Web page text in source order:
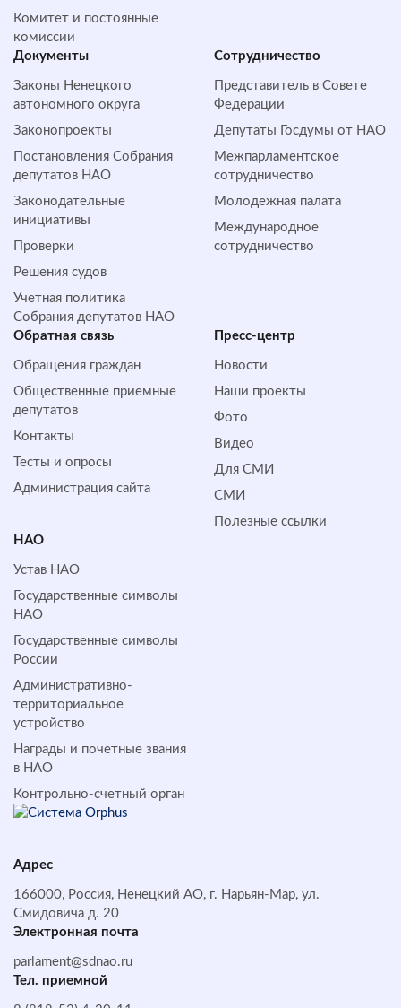
Комитет и постоянные
комиссии
Документы
Законы Ненецкого
автономного округа
Законопроекты
Постановления Собрания
депутатов НАО
Законодательные
инициативы
Проверки
Решения судов
Учетная политика
Собрания депутатов НАО
Сотрудничество
Представитель в Совете
Федерации
Депутаты Госдумы от НАО
Межпарламентское
сотрудничество
Молодежная палата
Международное
сотрудничество
Обратная cвязь
Обращения граждан
Общественные приемные
депутатов
Контакты
Тесты и опросы
Администрация сайта
Пресс-центр
Новости
Наши проекты
Фото
Видео
Для СМИ
СМИ
Полезные ссылки
НАО
Устав НАО
Государственные символы
НАО
Государственные символы
России
Административно-
территориальное
устройство
Награды и почетные звания
в НАО
Контрольно-счетный орган
Адрес
166000, Россия, Ненецкий АО, г. Нарьян-Мар, ул.
Смидовича д. 20
Электронная почта
parlament@sdnao.ru
Тел. приемной